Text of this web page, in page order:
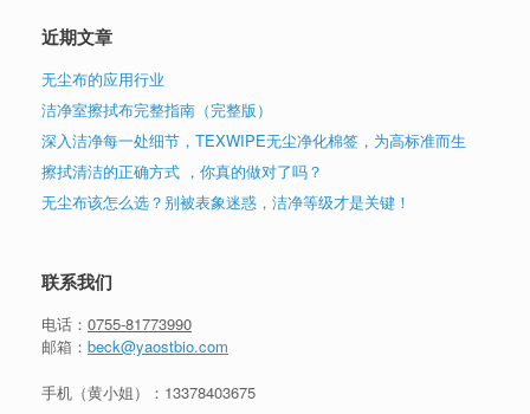
近期文章
无尘布的应用行业
洁净室擦拭布完整指南（完整版）
深入洁净每一处细节，TEXWIPE无尘净化棉签，为高标准而生
擦拭清洁的正确方式 ，你真的做对了吗？
无尘布该怎么选？别被表象迷惑，洁净等级才是关键！
联系我们
电话： 0755-81773990
邮箱： beck@yaostbio.com
手机（黄小姐）： 13378403675